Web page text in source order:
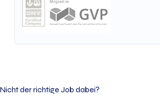
Nicht der richtige Job dabei?